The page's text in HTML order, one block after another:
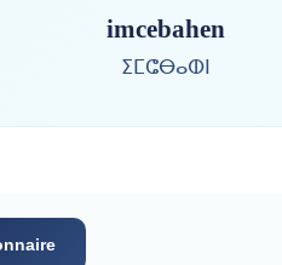
imcebahen
ⵉⵎⵛⴱⴰⵀⵏ